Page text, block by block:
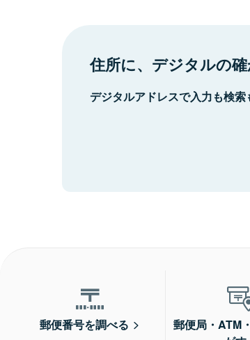
住所に、デジタルの確
デジタルアドレスで入力も検索
郵便番号を調べる
郵便局・ATM